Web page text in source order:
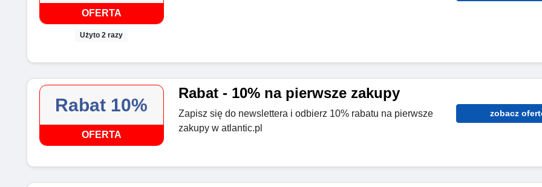
OFERTA
Użyto 2 razy
Rabat 10%
OFERTA
Rabat - 10% na pierwsze zakupy
Zapisz się do newslettera i odbierz 10% rabatu na pierwsze
zakupy w atlantic.pl
zobacz